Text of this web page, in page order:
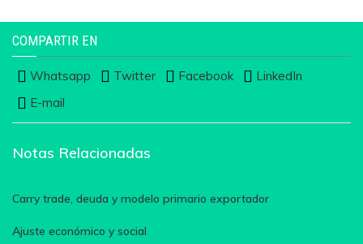
COMPARTIR EN
Whatsapp Twitter Facebook
LinkedIn
E-mail
Notas Relacionadas
Carry trade, deuda y modelo primario exportador
Ajuste económico y social